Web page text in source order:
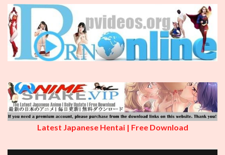
Latest Japanese Hentai | Free Download